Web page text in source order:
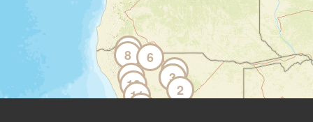
11
10
9
8
7 6
5
4
3
2
Environ 200km de safari.
Nuit en tente de toit dans un campement
Jour 4